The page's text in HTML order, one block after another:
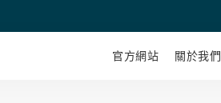
官方網站 關於我們